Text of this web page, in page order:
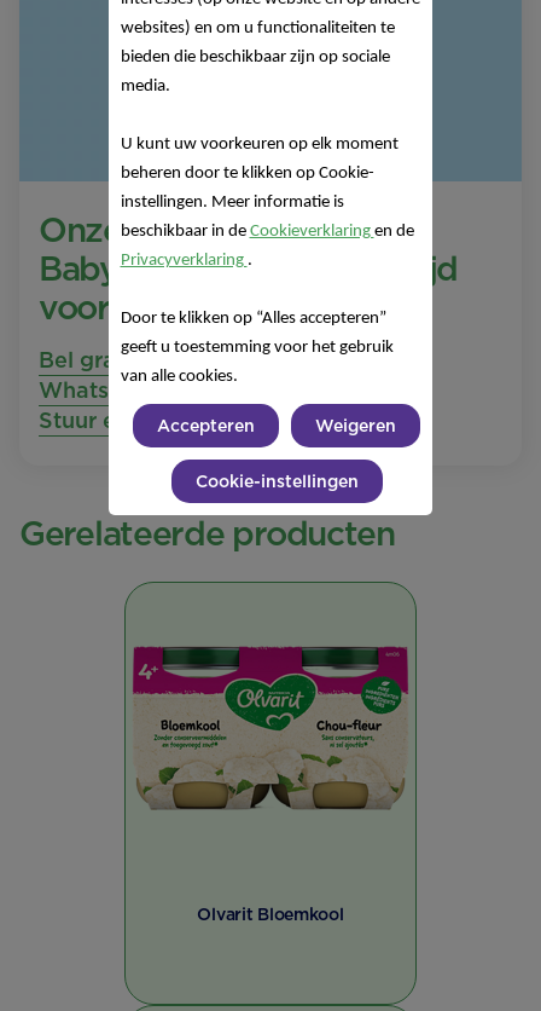
Onze Nutricia
Babyvoedinglijn staat altijd
voor je klaar!
Bel gratis 0800 16 685
Whatsapp naar +32 471 13 43 00
Stuur een e-mail
Gerelateerde producten
Olvarit Bloemkool
websites) en om u functionaliteiten te
bieden die beschikbaar zijn op sociale
media.
U kunt uw voorkeuren op elk moment
beheren door te klikken op Cookie-
instellingen. Meer informatie is
beschikbaar in de Cookieverklaring en de
Privacyverklaring .
Door te klikken op “Alles accepteren”
geeft u toestemming voor het gebruik
van alle cookies.
Accepteren Weigeren
Cookie-instellingen